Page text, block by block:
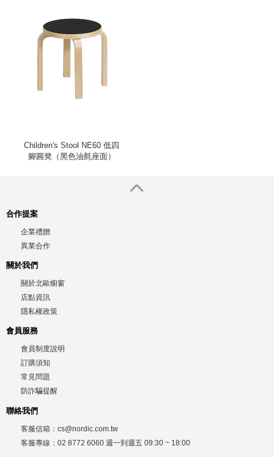
Children's Stool NE60 低四
腳圓凳（黑色油氈座面）
合作提案
企業禮贈
異業合作
關於我們
關於北歐櫥窗
店點資訊
隱私權政策
會員服務
會員制度說明
訂購須知
常見問題
防詐騙提醒
聯絡我們
客服信箱： cs@nordic.com.tw
客服專線： 02 8772 6060 週一到週五 09:30 ~ 18:00